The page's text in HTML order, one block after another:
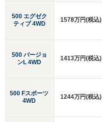
500 エグゼク
ティブ 4WD
500 バージョ
ンL 4WD
500 Fスポーツ
4WD
1578万円(税込)
1413万円(税込)
1244万円(税込)